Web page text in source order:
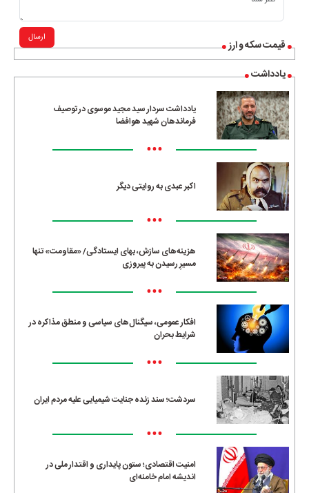
قیمت سکه و ارز
یادداشت
یادداشت سردار سید مجید موسوی در توصیف
فرماندهان شهید هوافضا
•••
اکبر عبدی به روایتی دیگر
•••
هزینه‌های سازش، بهای ایستادگی/ «مقاومت» تنها
مسیرِ رسیدن به پیروزی
•••
افکار عمومی، سیگنال‌های سیاسی و منطق مذاکره در
شرایط بحران
•••
سردشت؛ سند زنده جنایت شیمیایی علیه مردم ایران
•••
امنیت اقتصادی؛ ستون پایداری و اقتدار ملی در
اندیشه امام خامنه‌ای
ارسال